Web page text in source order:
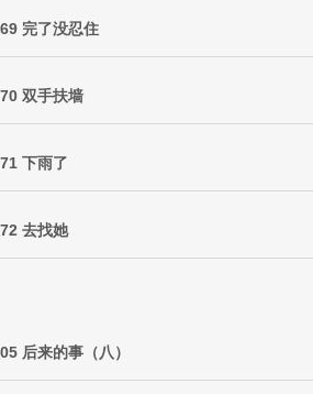
完了没忍住
双手扶墙
下雨了
去找她
后来的事（八）